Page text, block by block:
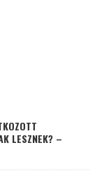
LESZNEK? –